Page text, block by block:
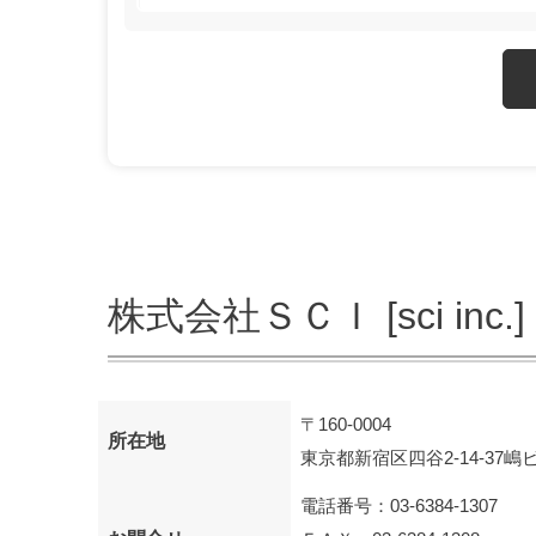
株式会社ＳＣＩ [sci inc.]
所在地
〒160-0004
東京都新宿区四谷2-14-37嶋
電話番号：03-6384-1307